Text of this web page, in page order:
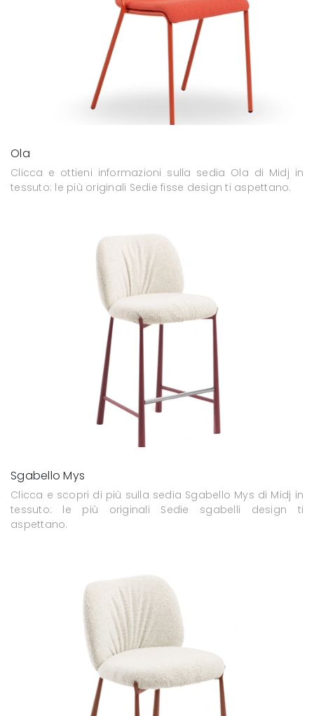
Ola
Clicca e ottieni informazioni sulla sedia Ola di Midj in
tessuto: le più originali Sedie fisse design ti aspettano.
Sgabello Mys
Clicca e scopri di più sulla sedia Sgabello Mys di Midj in
tessuto: le più originali Sedie sgabelli design ti
aspettano.